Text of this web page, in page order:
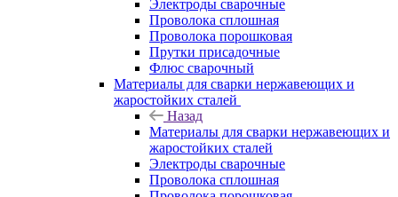
Электроды сварочные
Проволока сплошная
Проволока порошковая
Прутки присадочные
Флюс сварочный
Материалы для сварки нержавеющих и
жаростойких сталей
Назад
Материалы для сварки нержавеющих и
жаростойких сталей
Электроды сварочные
Проволока сплошная